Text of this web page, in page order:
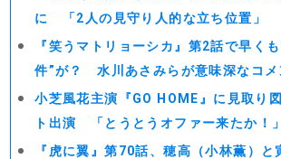
に 「2人の見守り人的な立ち位置」
『笑うマトリョーシカ』第2話で早く
件”が？ 水川あさみらが意味深なコメ
小芝風花主演『GO HOME』に見取り
ト出演 「とうとうオファー来たか！」
『虎に翼』第70話、穂高（小林薫）と